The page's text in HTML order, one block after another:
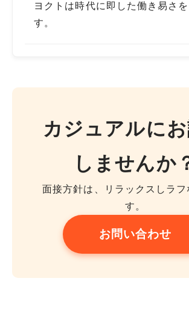
ヨクトは時代に即した働き易さ
す。
カジュアルに
しませんか
面接方針は、リラックスしラフ
す。
お問い合わせ